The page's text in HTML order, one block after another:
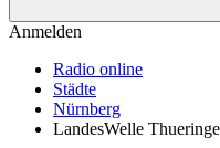
Anmelden
Radio online
Städte
Nürnberg
LandesWelle